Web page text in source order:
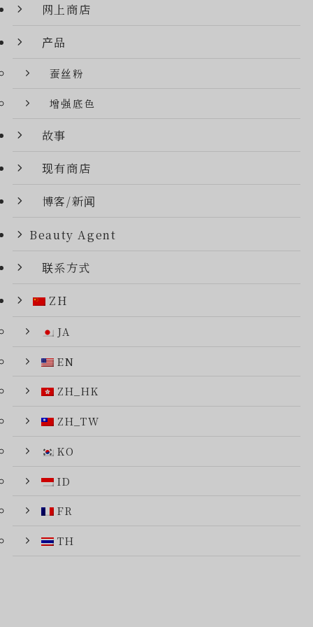
网上商店
产品
蚕丝粉
增强底色
故事
现有商店
博客/新闻
Beauty Agent
联系方式
ZH
JA
EN
ZH_HK
ZH_TW
KO
ID
FR
TH